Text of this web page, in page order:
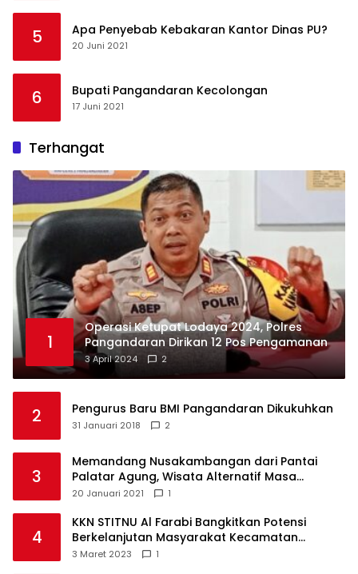
5 Apa Penyebab Kebakaran Kantor Dinas PU?
20 Juni 2021
6 Bupati Pangandaran Kecolongan
17 Juni 2021
Terhangat
1
Operasi Ketupat Lodaya 2024, Polres
Pangandaran Dirikan 12 Pos Pengamanan
3 April 2024 2
2 Pengurus Baru BMI Pangandaran Dikukuhkan
31 Januari 2018 2
3
Memandang Nusakambangan dari Pantai
Palatar Agung, Wisata Alternatif Masa
Pandemi
20 Januari 2021 1
4
KKN STITNU Al Farabi Bangkitkan Potensi
Berkelanjutan Masyarakat Kecamatan
Langkaplancar
3 Maret 2023 1